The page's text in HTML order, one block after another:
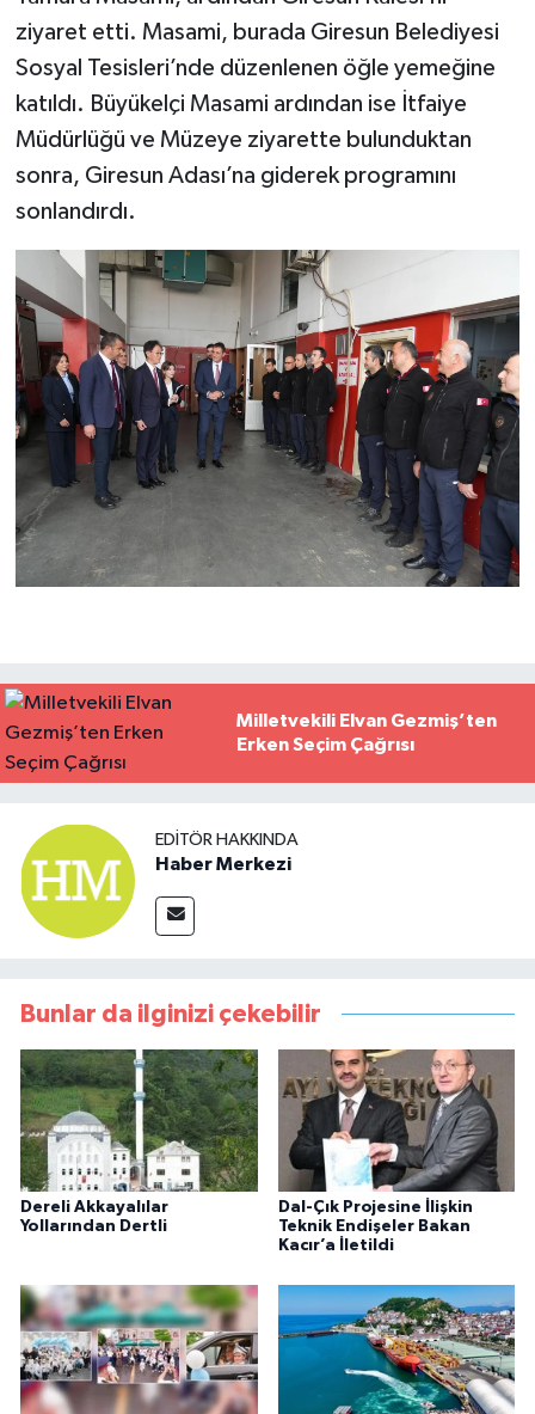
ziyaret etti. Masami, burada Giresun Belediyesi
Sosyal Tesisleri’nde düzenlenen öğle yemeğine
katıldı. Büyükelçi Masami ardından ise İtfaiye
Müdürlüğü ve Müzeye ziyarette bulunduktan
sonra, Giresun Adası’na giderek programını
sonlandırdı.
Milletvekili Elvan Gezmiş’ten
Erken Seçim Çağrısı
EDITÖR HAKKINDA
Haber Merkezi
Bunlar da ilginizi çekebilir
Dereli Akkayalılar
Yollarından Dertli
Dal-Çık Projesine İlişkin
Teknik Endişeler Bakan
Kacır’a İletildi